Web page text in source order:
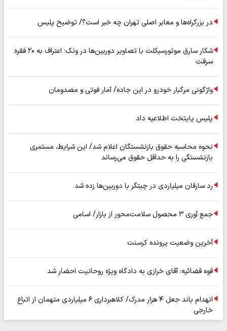
در بزرگراه‌ها و معابر اصلی تهران چه خبر است؟/ توضیح پلیس
شکار سارق موتورسیکلت با تصاویر دوربین‌ها در ونک؛ اعتراف به ۲۰ فقره
سرقت
واژگونی مرگبار خودرو در این جاده/ آمار فوتی و مصدومان
پلیس پایتخت اطلاعیه داد
نحوه محاسبه حقوق بازنشستگان اعلام شد/ این شرایط، مستمری
بازنشستگی را به حداقل حقوق می‌رساند
رد سارقان میلیاردی در چیتگر با دوربین‌ها زده شد
جمع آوری ۳ محصول سلامت‌محور از بازار/ اسامی
آخرین وضعیت پرونده کرسنت
قوه قضائیه: آقای خرازی به دادگاه ویژه روحانیت احضار شد
انهدام باند جعل ۴ هزار مدرک/ کلاهبرداری ۶ میلیاردی متهمان از اتباع
خارجی